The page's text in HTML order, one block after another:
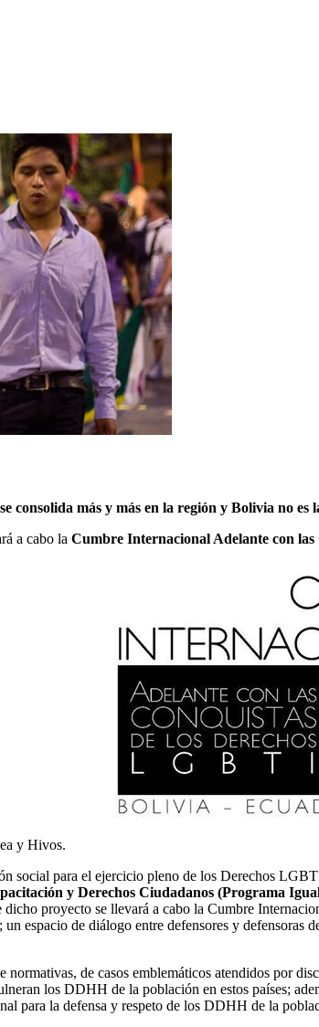
más y más en la región y Bolivia no es
a cabo la Cumbre Internacional Adelante con
y Hivos.
social para el ejercicio pleno de los Derechos
y Derechos Ciudadanos (Programa
dicho proyecto se llevará a cabo la Cumbre
espacio de diálogo entre defensores y defensoras
de casos emblemáticos atendidos por
los DDHH de la población en estos países;
para la defensa y respeto de los DDHH de la